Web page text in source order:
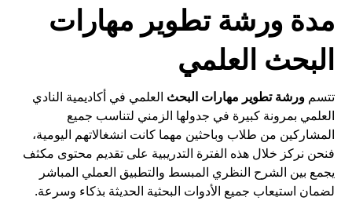
مدة ورشة تطوير مهارات
البحث العلمي
تتسم ورشة تطوير مهارات البحث العلمي في أكاديمية النادي
العلمي بمرونة كبيرة في جدولها الزمني لتناسب جميع
المشاركين من طلاب وباحثين مهما كانت انشغالاتهم اليومية،
فنحن نركز خلال هذه الفترة التدريبية على تقديم محتوى مكثف
يجمع بين الشرح النظري المبسط والتطبيق العملي المباشر
لضمان استيعاب جميع الأدوات البحثية الحديثة بذكاء وسرعة.